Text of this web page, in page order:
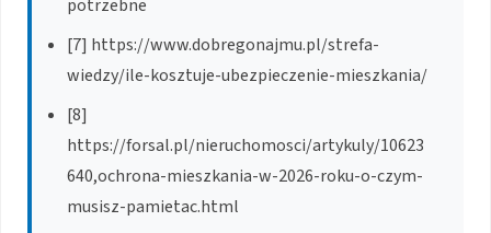
potrzebne
[7] https://www.dobregonajmu.pl/strefa-
wiedzy/ile-kosztuje-ubezpieczenie-mieszkania/
[8]
https://forsal.pl/nieruchomosci/artykuly/10623
640,ochrona-mieszkania-w-2026-roku-o-czym-
musisz-pamietac.html